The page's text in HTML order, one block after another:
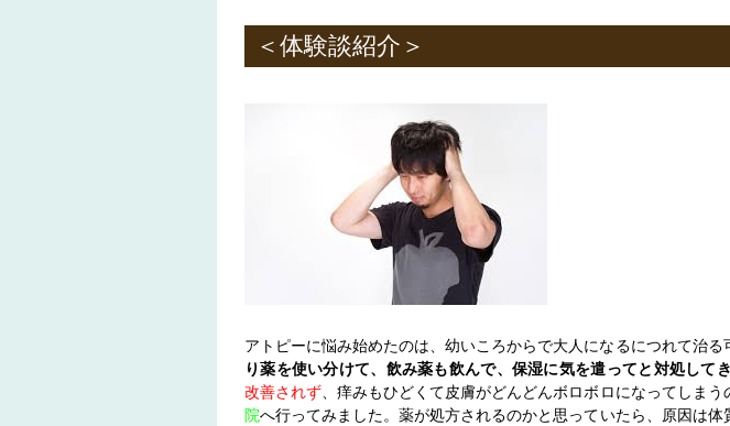
＜体験談紹介＞
アトピーに悩み始めたのは、幼いころからで大人になるにつれて治る
り薬を使い分けて、飲み薬も飲んで、保湿に気を遣ってと対処して
改善されず 、痒みもひどくて皮膚がどんどんボロボロになってしま
院へ行ってみました。薬が処方されるのかと思っていたら、原因は